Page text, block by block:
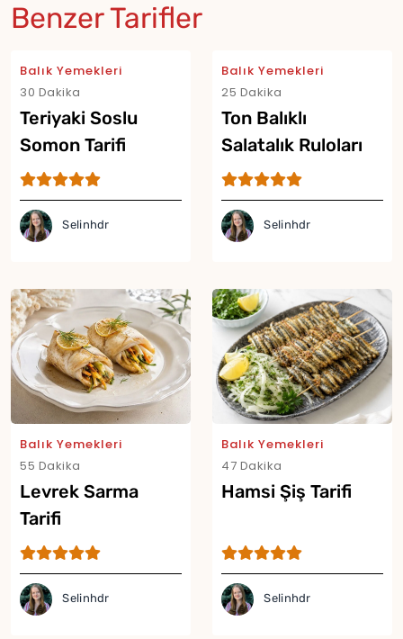
Benzer Tarifler
Balık Yemekleri
30 Dakika
Teriyaki Soslu
Somon Tarifi
Selinhdr
Balık Yemekleri
25 Dakika
Ton Balıklı
Salatalık Ruloları
Tarifi
Selinhdr
Balık Yemekleri
55 Dakika
Levrek Sarma
Tarifi
Selinhdr
Balık Yemekleri
47 Dakika
Hamsi Şiş Tarifi
Selinhdr